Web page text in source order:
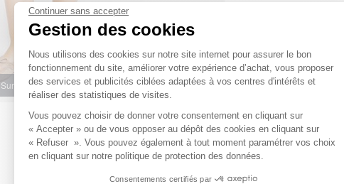
Continuer sans accepter
Gestion des cookies
Plateforme de Gestion du
Nous utilisons des cookies sur notre site internet pour assurer le bon
fonctionnement du site, améliorer votre expérience d’achat, vous proposer
des services et publicités ciblées adaptées à vos centres d'intérêts et
réaliser des statistiques de visites.
Vous pouvez choisir de donner votre consentement en cliquant sur
« Accepter » ou de vous opposer au dépôt des cookies en cliquant sur
« Refuser ». Vous pouvez également à tout moment paramétrer vos choix
en cliquant sur notre politique de protection des données.
Consentements certifiés par
Survoler l'image pour zoomer
Robe grande
Tissu principal
Composition
LIVRAISON
NOS
Livraison
Qualités et